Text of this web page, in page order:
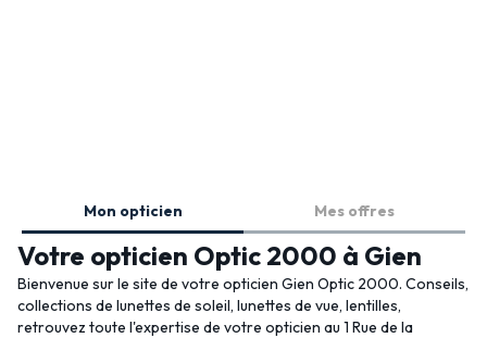
Mon opticien Mes offres
Votre opticien Optic 2000 à Gien
Bienvenue sur le site de votre opticien Gien Optic 2000. Conseils,
collections de lunettes de soleil, lunettes de vue, lentilles,
retrouvez toute l'expertise de votre opticien au 1 Rue de la